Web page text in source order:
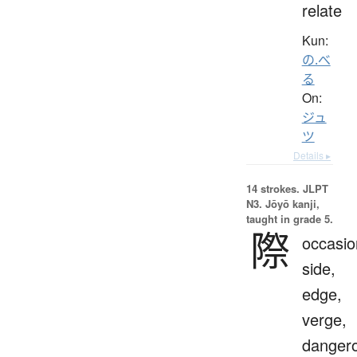
relate
Kun:
の.べ
る
On:
ジュ
ツ
Details ▸
14 strokes. JLPT
N3. Jōyō kanji,
taught in grade 5.
際 side,
edge,
verge,